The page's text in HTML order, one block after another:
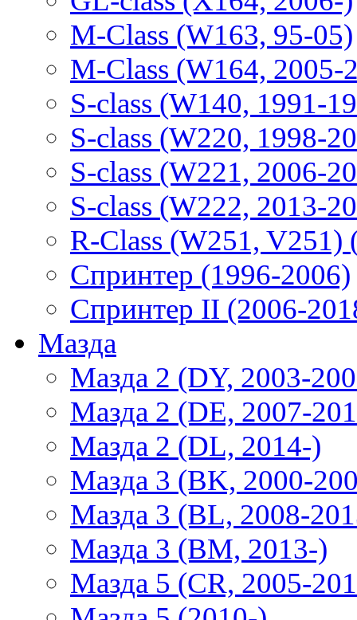
M-Class (W163, 95-05)
M-Class (W164, 2005-
S-class (W140, 1991-
S-class (W220, 1998-
S-class (W221, 2006-
S-class (W222, 2013-
R-Class (W251, V251)
Спринтер (1996-2006)
Спринтер II (2006-
Мазда
Мазда 2 (DY, 2003-
Мазда 2 (DE, 2007-
Мазда 2 (DL, 2014-)
Мазда 3 (BK, 2000-
Мазда 3 (BL, 2008-
Мазда 3 (BM, 2013-)
Мазда 5 (CR, 2005-